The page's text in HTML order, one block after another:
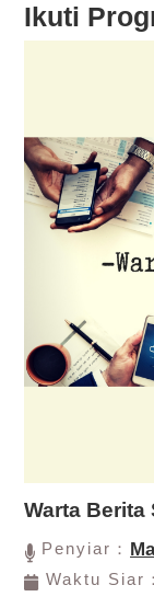
Ikuti
Warta Berita
Penyiar：
Waktu Siar：